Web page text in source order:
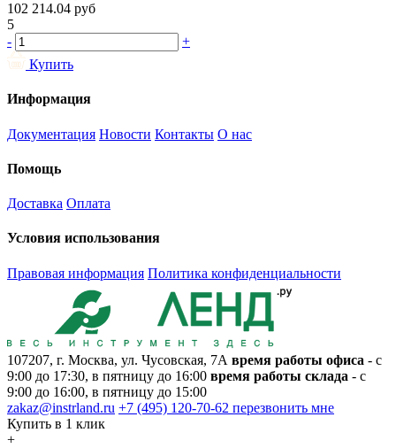
102 214.04 руб
5
-
+
Купить
Информация
Документация Новости Контакты О нас
Помощь
Доставка Оплата
Условия использования
Правовая информация Политика конфиденциальности
107207, г. Москва, ул. Чусовская, 7А время работы офиса - с
9:00 до 17:30, в пятницу до 16:00 время работы склада - с
9:00 до 16:00, в пятницу до 15:00
zakaz@instrland.ru +7 (495) 120-70-62 перезвонить мне
Купить в 1 клик
+